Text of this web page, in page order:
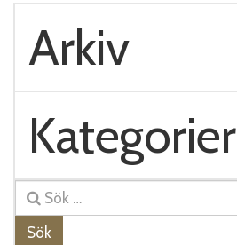
Arkiv
Kategorier
Sök